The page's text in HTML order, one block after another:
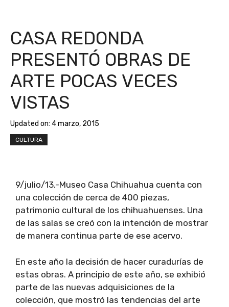
CASA REDONDA
PRESENTÓ OBRAS DE
ARTE POCAS VECES
VISTAS
Updated on: 4 marzo, 2015
CULTURA
9/julio/13.-Museo Casa Chihuahua cuenta con
una colección de cerca de 400 piezas,
patrimonio cultural de los chihuahuenses. Una
de las salas se creó con la intención de mostrar
de manera continua parte de ese acervo.
En este año la decisión de hacer curadurías de
estas obras. A principio de este año, se exhibió
parte de las nuevas adquisiciones de la
colección, que mostró las tendencias del arte